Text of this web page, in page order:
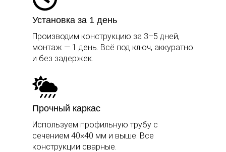
Установка за 1 день
Производим конструкцию за 3–5 дней,
монтаж — 1 день. Всё под ключ, аккуратно
и без задержек.
Прочный каркас
Используем профильную трубу с
сечением 40×40 мм и выше. Все
конструкции сварные.